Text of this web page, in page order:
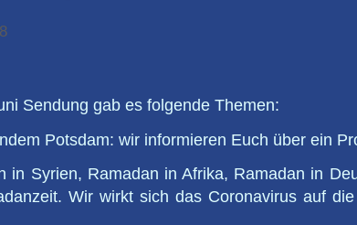
Sendung gab es folgende Themen:
Potsdam: wir informieren Euch über ein
in Syrien, Ramadan in Afrika, Ramadan in
Wir wirkt sich das Coronavirus auf